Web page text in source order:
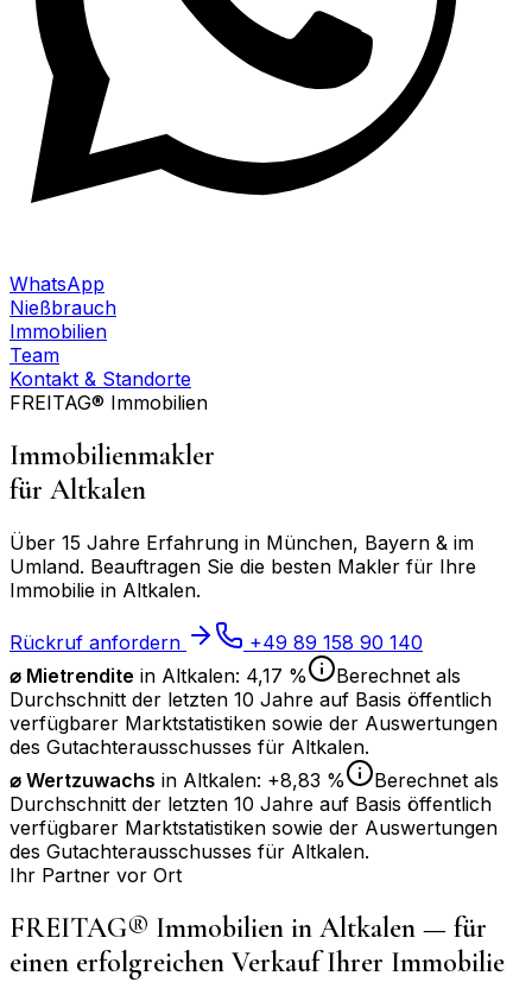
WhatsApp
Nießbrauch
Immobilien
Team
Kontakt & Standorte
FREITAG® Immobilien
Immobilienmakler
für Altkalen
Über 15 Jahre Erfahrung in München, Bayern & im
Umland. Beauftragen Sie die besten Makler für Ihre
Immobilie in Altkalen.
Rückruf anfordern
+49 89 158 90 140
⌀ Mietrendite in Altkalen: 4,17 %
Berechnet als
Durchschnitt der letzten 10 Jahre auf Basis öffentlich
verfügbarer Marktstatistiken sowie der Auswertungen
des Gutachterausschusses für Altkalen.
⌀ Wertzuwachs in Altkalen: +8,83 %
Berechnet als
Durchschnitt der letzten 10 Jahre auf Basis öffentlich
verfügbarer Marktstatistiken sowie der Auswertungen
des Gutachterausschusses für Altkalen.
Ihr Partner vor Ort
FREITAG® Immobilien in Altkalen — für
einen erfolgreichen Verkauf Ihrer Immobilie